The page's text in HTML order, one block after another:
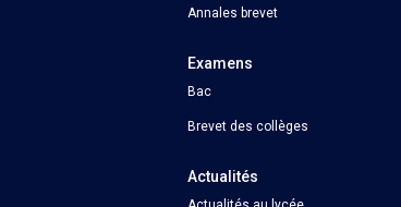
Annales brevet
Examens
Bac
Brevet des collèges
Actualités